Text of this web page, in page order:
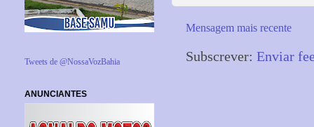
Mensagem mais recente
Subscrever: Enviar
Tweets de @NossaVozBahia
ANUNCIANTES